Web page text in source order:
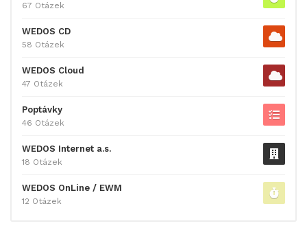
67 Otázek
WEDOS CD
58 Otázek
WEDOS Cloud
47 Otázek
Poptávky
46 Otázek
WEDOS Internet a.s.
18 Otázek
WEDOS OnLine / EWM
12 Otázek